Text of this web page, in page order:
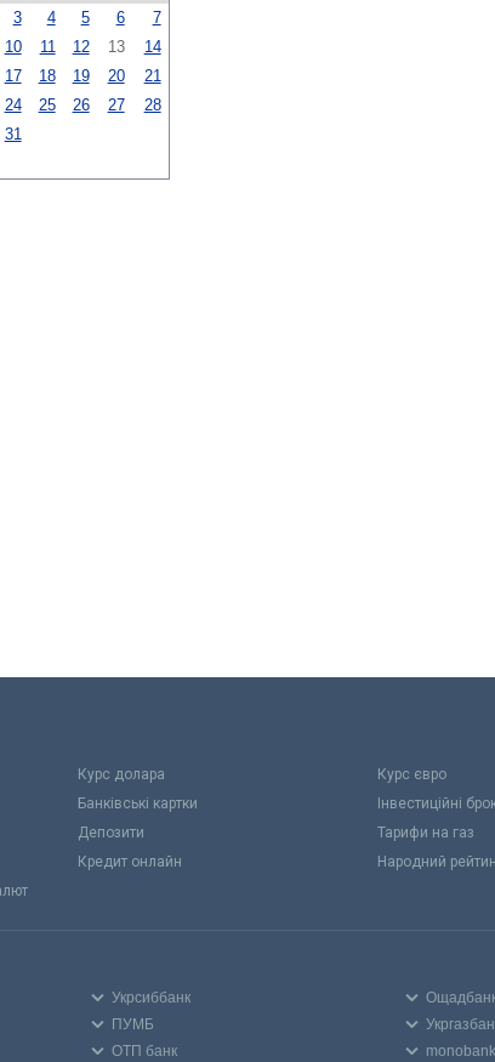
3 4 5 6
7
10 11 12 13
14
17 18 19 20
21
24 25 26 27
28
31
Курс долара
Курс євро
Банківські картки
Інвестиційні
Депозити
Тарифи на газ
Кредит онлайн
Народний
Укрсиббанк
ПУМБ
ОТП банк monobank